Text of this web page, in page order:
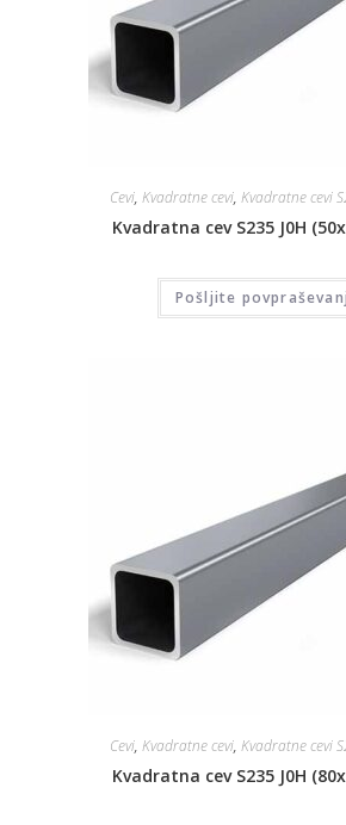
Cevi, Kvadratne cevi, Kvadratne cevi
Kvadratna cev S235 J0H
Pošljite
Cevi, Kvadratne cevi, Kvadratne cevi
Kvadratna cev S235 J0H